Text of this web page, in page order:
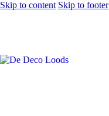
Skip to content Skip to footer